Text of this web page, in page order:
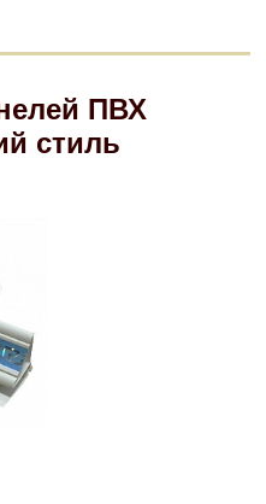
ПВХ
стиль